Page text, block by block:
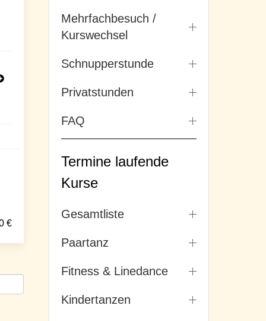
€
Mehrfachbesuch /
Kurswechsel
Schnupperstunde
Privatstunden
FAQ
Termine laufende
Kurse
Gesamtliste
Paartanz
Fitness & Linedance
Kindertanzen